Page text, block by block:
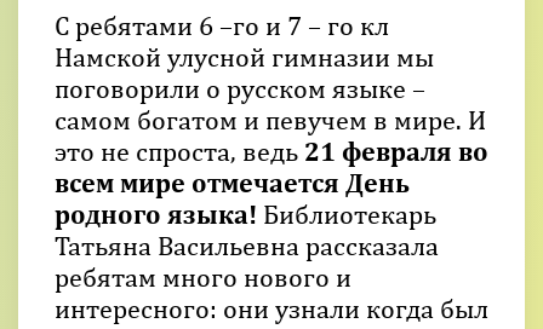
С ребятами 6 –го и 7 – го кл
Намской улусной гимназии мы
поговорили о русском языке –
самом богатом и певучем в мире. И
это не спроста, ведь 21 февраля во
всем мире отмечается День
родного языка! Библиотекарь
Татьяна Васильевна рассказала
ребятам много нового и
интересного: они узнали когда был